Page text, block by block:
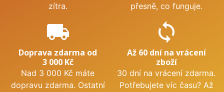
zítra.
přesně, co funguje.
local_shipping
Doprava zdarma od
3 000 Kč
Nad 3 000 Kč máte
dopravu zdarma. Ostatní
sync
Až 60 dní na vrácení
zboží
30 dní na vrácení zdarma.
Potřebujete víc času? Až